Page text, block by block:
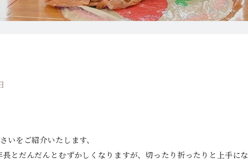
いをご紹介いたします、
長とだんだんとむずかしくなりますが、切ったり折ったりと上手にな